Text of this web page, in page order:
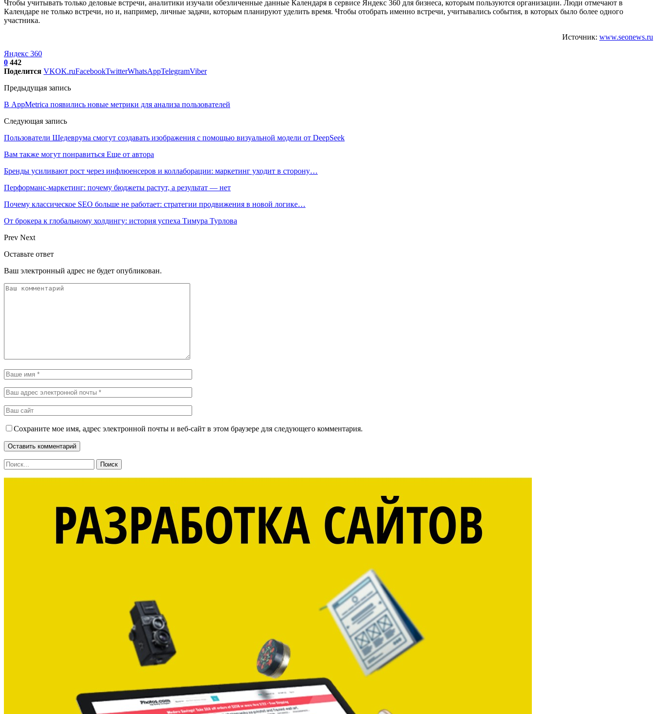
Чтобы учитывать только деловые встречи, аналитики изучали обезличенные данные Календаря в сервисе Яндекс 360 для бизнеса, которым пользуются организации. Люди отмечают в
Календаре не только встречи, но и, например, личные задачи, которым планируют уделить время. Чтобы отобрать именно встречи, учитывались события, в которых было более одного
участника.
Источник: www.seonews.ru
Яндекс 360
0 442
Поделится VKOK.ruFacebookTwitterWhatsAppTelegramViber
Предыдущая запись
В AppMetrica появились новые метрики для анализа пользователей
Следующая запись
Пользователи Шедеврума смогут создавать изображения с помощью визуальной модели от DeepSeek
Вам также могут понравиться Еще от автора
Бренды усиливают рост через инфлюенсеров и коллаборации: маркетинг уходит в сторону…
Перформанс-маркетинг: почему бюджеты растут, а результат — нет
Почему классическое SEO больше не работает: стратегии продвижения в новой логике…
От брокера к глобальному холдингу: история успеха Тимура Турлова
Prev Next
Оставьте ответ
Ваш электронный адрес не будет опубликован.
Сохраните мое имя, адрес электронной почты и веб-сайт в этом браузере для следующего комментария.